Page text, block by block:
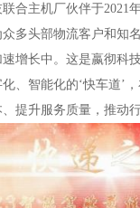
合主机厂伙伴于2021
多头部物流客户和知
增长中。这是嬴彻科
、智能化的‘快车道’
提升服务质量，推动